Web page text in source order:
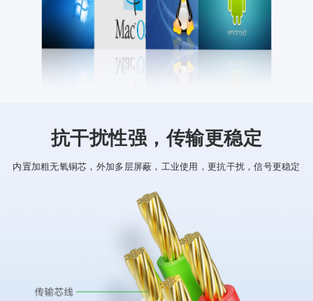
抗干扰性强，传输更稳定
内置加粗无氧铜芯，外加多层屏蔽，工业使用，更抗干扰，信号更稳定